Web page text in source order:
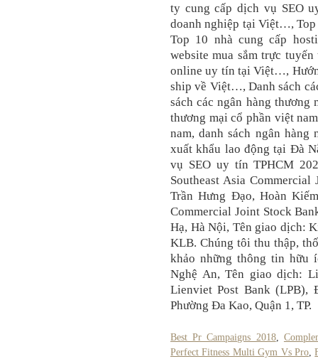
ty cung cấp dịch vụ SEO
doanh nghiệp tại Việt…, Top
Top 10 nhà cung cấp
website mua sắm trực
online uy tín tại Việt…,
ship về Việt…, Danh sách
sách các ngân hàng thương
thương mại cổ phần việt
nam, danh sách ngân
xuất khẩu lao động tại Đà
vụ SEO uy tín TPHCM
Southeast Asia
Trần Hưng Đạo, Hoàn
Commercial Joint Stock
Hạ, Hà Nội, Tên giao dịch:
KLB. Chúng tôi thu thập,
khảo những thông tin hữu
Nghệ An, Tên giao dịch:
Lienviet Post Bank
Phường Đa Kao, Quận 1, TP.
Best Pr Campaigns 2018,
Perfect Fitness Multi Gym Vs Pro,